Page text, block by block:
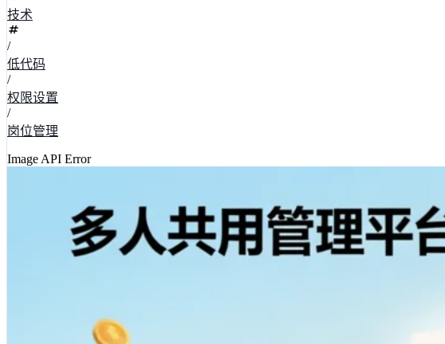
技术
/
低代码
/
权限设置
/
岗位管理
Image API Error